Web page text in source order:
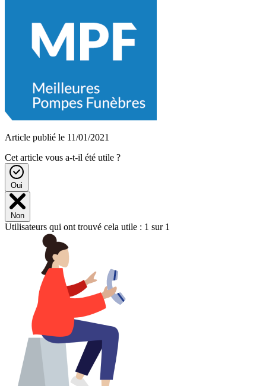
Article publié le 11/01/2021
Cet article vous a-t-il été utile ?
Oui
Non
Utilisateurs qui ont trouvé cela utile : 1 sur 1